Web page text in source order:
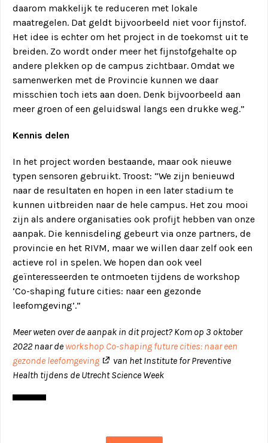
daarom makkelijk te reduceren met lokale
maatregelen. Dat geldt bijvoorbeeld niet voor fijnstof.
Het idee is echter om het project in de toekomst uit te
breiden. Zo wordt onder meer het fijnstofgehalte op
andere plekken op de campus zichtbaar. Omdat we
samenwerken met de Provincie kunnen we daar
misschien toch iets aan doen. Denk bijvoorbeeld aan
meer groen of een geluidswal langs een drukke weg.”
Kennis delen
In het project worden bestaande, maar ook nieuwe
typen sensoren gebruikt. Troost: “We zijn benieuwd
naar de resultaten en hopen in een later stadium te
kunnen uitbreiden naar de hele campus. Het zou mooi
zijn als andere organisaties ook profijt hebben van onze
aanpak. Die kennisdeling gebeurt via onze partners, de
provincie en het RIVM, maar we willen daar zelf ook een
actieve rol in spelen. We hopen dan ook veel
geïnteresseerden te ontmoeten tijdens de workshop
‘Co-shaping future cities: naar een gezonde
leefomgeving’.”
Meer weten over de aanpak in dit project? Kom op 3 oktober
2022 naar de workshop Co-shaping future cities: naar een
gezonde leefomgeving
van het Institute for Preventive
Health tijdens de Utrecht Science Week